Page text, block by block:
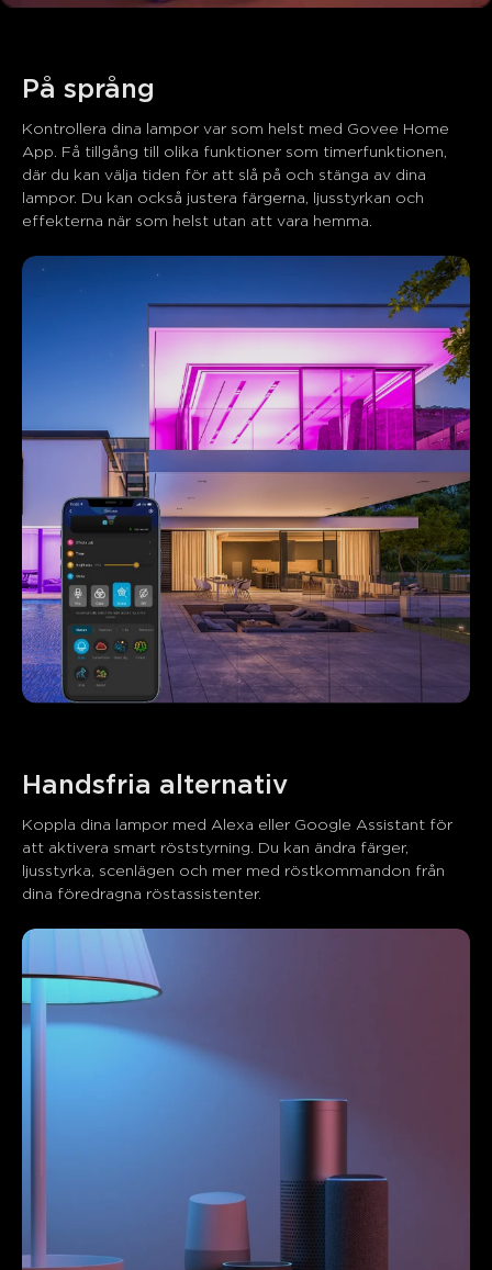
På språng
Kontrollera dina lampor var som helst med Govee Home
App. Få tillgång till olika funktioner som timerfunktionen,
där du kan välja tiden för att slå på och stänga av dina
lampor. Du kan också justera färgerna, ljusstyrkan och
effekterna när som helst utan att vara hemma.
Handsfria alternativ
Koppla dina lampor med Alexa eller Google Assistant för
att aktivera smart röststyrning. Du kan ändra färger,
ljusstyrka, scenlägen och mer med röstkommandon från
dina föredragna röstassistenter.
Vad kunder säger
Ease of setup App functionality Durability and reliability
0 0
Positiv
0
AI-genererad från texten av kundrecensioner